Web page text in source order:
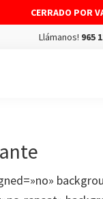
CERRADO POR
Llámanos! 965